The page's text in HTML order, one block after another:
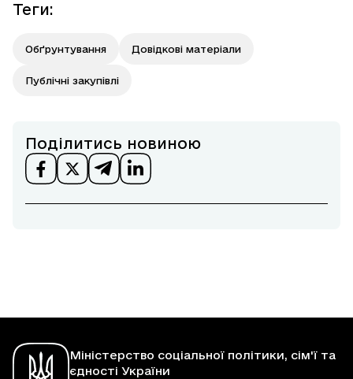
Теги:
Обґрунтування Довідкові матеріали
Публічні закупівлі
Поділитись новиною
Міністерство соціальної політики, сім'ї та
єдності України